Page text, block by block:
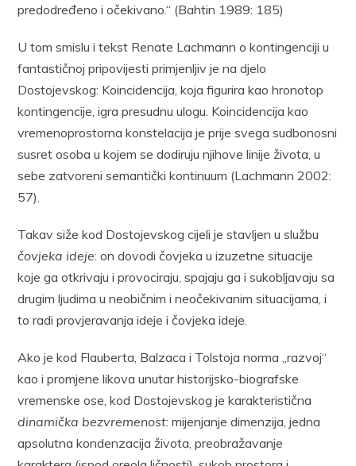
predodređeno i očekivano.“ (Bahtin 1989: 185)
U tom smislu i tekst Renate Lachmann o kontingenciji u
fantastičnoj pripovijesti primjenljiv je na djelo
Dostojevskog: Koincidencija, koja figurira kao hronotop
kontingencije, igra presudnu ulogu. Koincidencija kao
vremenoprostorna konstelacija je prije svega sudbonosni
susret osoba u kojem se dodiruju njihove linije života, u
sebe zatvoreni semantički kontinuum (Lachmann 2002:
57).
Takav siže kod Dostojevskog cijeli je stavljen u službu
čovjeka ideje: on dovodi čovjeka u izuzetne situacije
koje ga otkrivaju i provociraju, spajaju ga i sukobljavaju sa
drugim ljudima u neobičnim i neočekivanim situacijama, i
to radi provjeravanja ideje i čovjeka ideje.
Ako je kod Flauberta, Balzaca i Tolstoja norma „razvoj“
kao i promjene likova unutar historijsko-biografske
vremenske ose, kod Dostojevskog je karakteristična
dinamička bezvremenost: mijenjanje dimenzija, jedna
apsolutna kondenzacija života, preobražavanje